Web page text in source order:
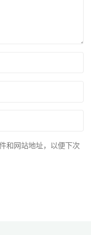
和网站地址，以便下次